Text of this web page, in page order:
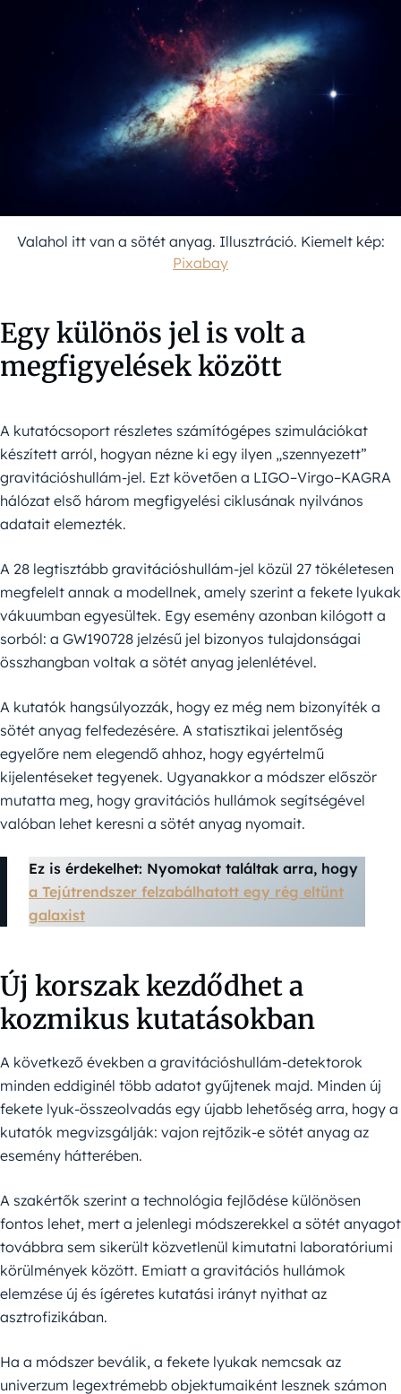
Valahol itt van a sötét anyag. Illusztráció. Kiemelt kép:
Pixabay
Egy különös jel is volt a
megfigyelések között
A kutatócsoport részletes számítógépes szimulációkat
készített arról, hogyan nézne ki egy ilyen „szennyezett”
gravitációshullám-jel. Ezt követően a LIGO–Virgo–KAGRA
hálózat első három megfigyelési ciklusának nyilvános
adatait elemezték.
A 28 legtisztább gravitációshullám-jel közül 27 tökéletesen
megfelelt annak a modellnek, amely szerint a fekete lyukak
vákuumban egyesültek. Egy esemény azonban kilógott a
sorból: a GW190728 jelzésű jel bizonyos tulajdonságai
összhangban voltak a sötét anyag jelenlétével.
A kutatók hangsúlyozzák, hogy ez még nem bizonyíték a
sötét anyag felfedezésére. A statisztikai jelentőség
egyelőre nem elegendő ahhoz, hogy egyértelmű
kijelentéseket tegyenek. Ugyanakkor a módszer először
mutatta meg, hogy gravitációs hullámok segítségével
valóban lehet keresni a sötét anyag nyomait.
Ez is érdekelhet: Nyomokat találtak arra, hogy
a Tejútrendszer felzabálhatott egy rég eltűnt
galaxist
Új korszak kezdődhet a
kozmikus kutatásokban
A következő években a gravitációshullám-detektorok
minden eddiginél több adatot gyűjtenek majd. Minden új
fekete lyuk-összeolvadás egy újabb lehetőség arra, hogy a
kutatók megvizsgálják: vajon rejtőzik-e sötét anyag az
esemény hátterében.
A szakértők szerint a technológia fejlődése különösen
fontos lehet, mert a jelenlegi módszerekkel a sötét anyagot
továbbra sem sikerült közvetlenül kimutatni laboratóriumi
körülmények között. Emiatt a gravitációs hullámok
elemzése új és ígéretes kutatási irányt nyithat az
asztrofizikában.
Ha a módszer beválik, a fekete lyukak nemcsak az
univerzum legextrémebb objektumaiként lesznek számon